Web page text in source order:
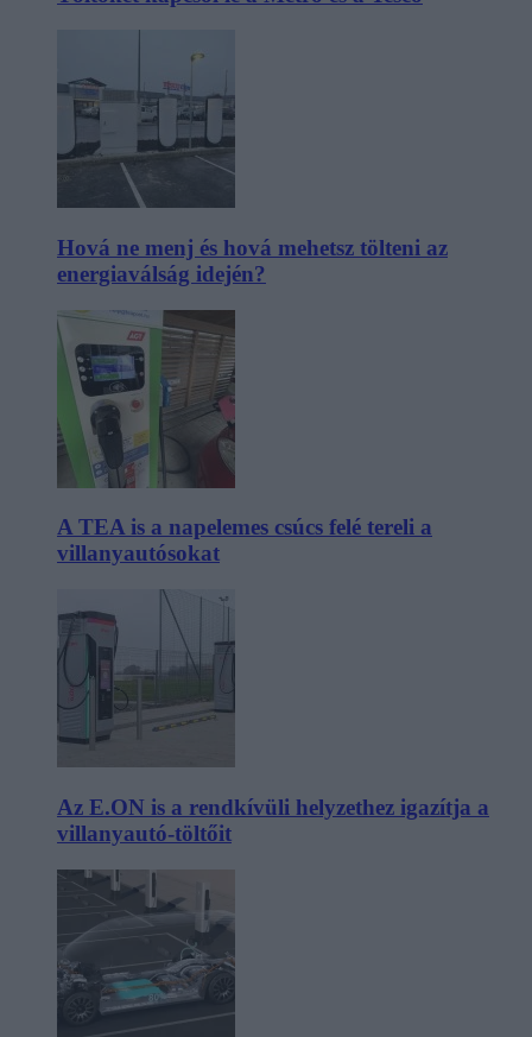
Hová ne menj és hová mehetsz tölteni az
energiaválság idején?
A TEA is a napelemes csúcs felé tereli a
villanyautósokat
Az E.ON is a rendkívüli helyzethez igazítja a
villanyautó-töltőit